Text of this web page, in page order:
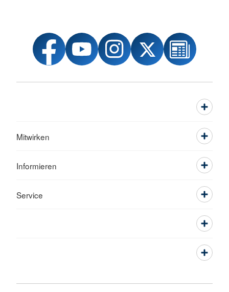
Mitwirken
Informieren
Service